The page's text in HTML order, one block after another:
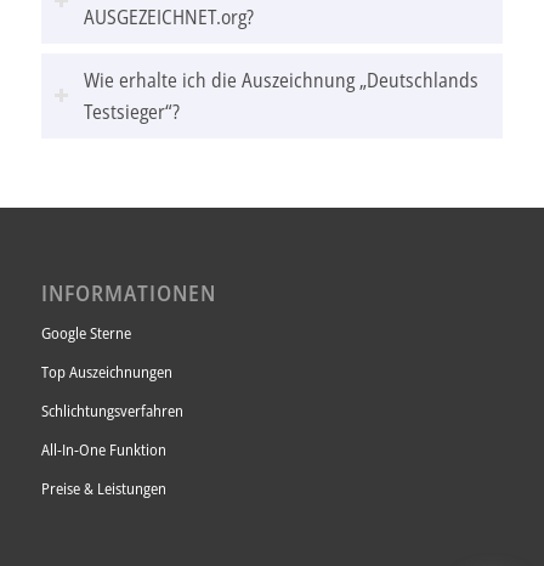
AUSGEZEICHNET.org?
Wie erhalte ich die Auszeichnung „Deutschlands
Testsieger“?
INFORMATIONEN
Google Sterne
Top Auszeichnungen
Schlichtungsverfahren
All-In-One Funktion
Preise & Leistungen